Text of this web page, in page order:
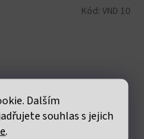
Dalším
souhlas s jejich
.
Kód: VND 10